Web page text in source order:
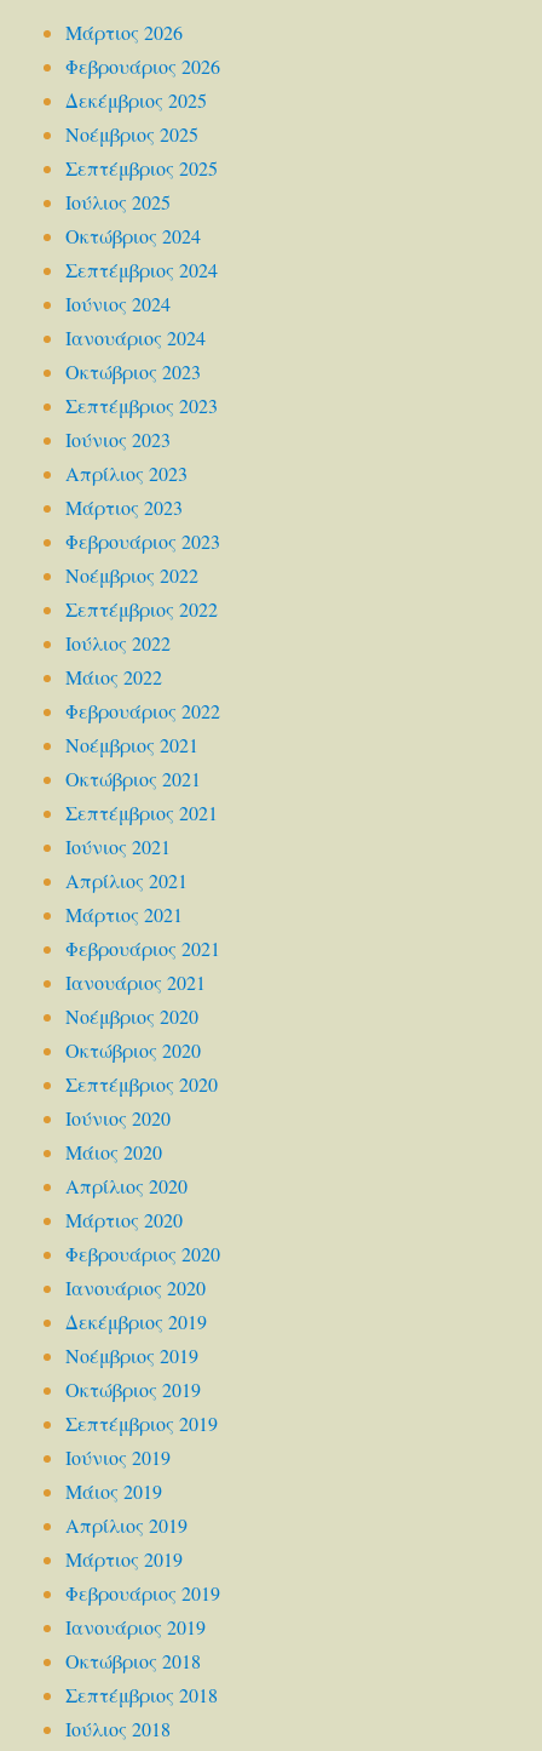
Μάρτιος 2026
Φεβρουάριος 2026
Δεκέμβριος 2025
Νοέμβριος 2025
Σεπτέμβριος 2025
Ιούλιος 2025
Οκτώβριος 2024
Σεπτέμβριος 2024
Ιούνιος 2024
Ιανουάριος 2024
Οκτώβριος 2023
Σεπτέμβριος 2023
Ιούνιος 2023
Απρίλιος 2023
Μάρτιος 2023
Φεβρουάριος 2023
Νοέμβριος 2022
Σεπτέμβριος 2022
Ιούλιος 2022
Μάιος 2022
Φεβρουάριος 2022
Νοέμβριος 2021
Οκτώβριος 2021
Σεπτέμβριος 2021
Ιούνιος 2021
Απρίλιος 2021
Μάρτιος 2021
Φεβρουάριος 2021
Ιανουάριος 2021
Νοέμβριος 2020
Οκτώβριος 2020
Σεπτέμβριος 2020
Ιούνιος 2020
Μάιος 2020
Απρίλιος 2020
Μάρτιος 2020
Φεβρουάριος 2020
Ιανουάριος 2020
Δεκέμβριος 2019
Νοέμβριος 2019
Οκτώβριος 2019
Σεπτέμβριος 2019
Ιούνιος 2019
Μάιος 2019
Απρίλιος 2019
Μάρτιος 2019
Φεβρουάριος 2019
Ιανουάριος 2019
Οκτώβριος 2018
Σεπτέμβριος 2018
Ιούλιος 2018